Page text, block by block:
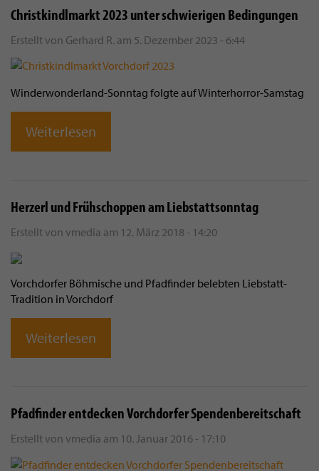
Christkindlmarkt 2023 unter schwierigen Bedingungen
Erstellt von Gerhard R. am 5. Dezember 2023 - 6:44
Winderwonderland-Sonntag folgte auf Winterhorror-Samstag
Weiterlesen
Herzerl und Frühschoppen am Liebstattsonntag
Erstellt von vmedia am 12. März 2018 - 14:20
Vorchdorfer Böhmische und Pfadfinder belebten Liebstatt-
Tradition in Vorchdorf
Weiterlesen
Pfadfinder entdecken Vorchdorfer Spendenbereitschaft
Erstellt von vmedia am 10. Januar 2016 - 17:10